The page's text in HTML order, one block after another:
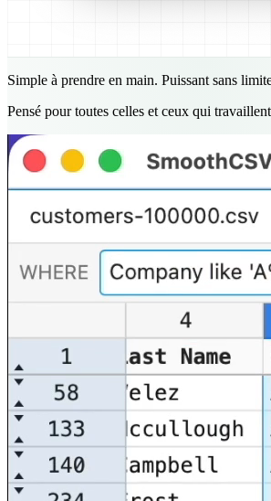
Simple à prendre en main. Puissant sans
Pensé pour toutes celles et ceux qui